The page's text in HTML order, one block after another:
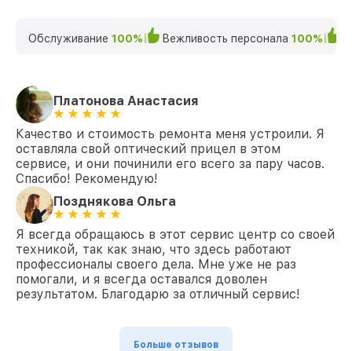
Обслуживание 100% Вежливость персонала 100%
Платонова Анастасия
Качество и стоимость ремонта меня устроили. Я
оставляла свой оптический прицел в этом
сервисе, и они починили его всего за пару часов.
Спасибо! Рекомендую!
Позднякова Ольга
Я всегда обращаюсь в этот сервис центр со своей
техникой, так как знаю, что здесь работают
профессионалы своего дела. Мне уже не раз
помогали, и я всегда оставался доволен
результатом. Благодарю за отличный сервис!
Больше отзывов